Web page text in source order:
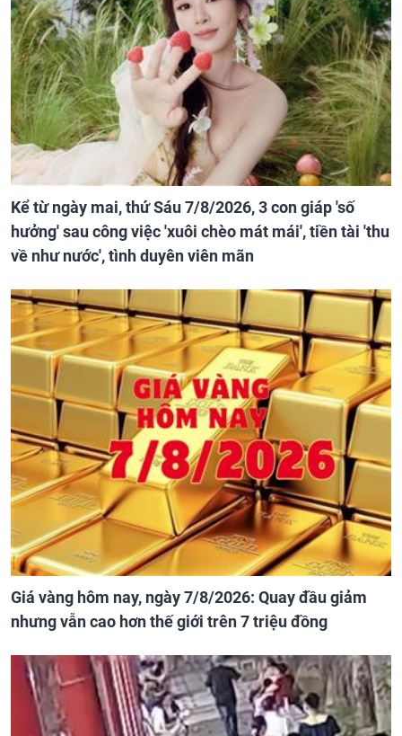
Kể từ ngày mai, thứ Sáu 7/8/2026, 3 con giáp 'số
hưởng' sau công việc 'xuôi chèo mát mái', tiền tài 'thu
về như nước', tình duyên viên mãn
Giá vàng hôm nay, ngày 7/8/2026: Quay đầu giảm
nhưng vẫn cao hơn thế giới trên 7 triệu đồng